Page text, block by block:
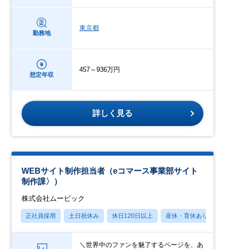
勤務地
東京都
想定年収
457～936万円
詳しく見る
WEBサイト制作担当者（eコマース事業部サイト
制作課〉）
株式会社ムービック
正社員採用 土日祝休み 休日120日以上 産休・育休あり
＼世界中のファンを魅了するページを、あ